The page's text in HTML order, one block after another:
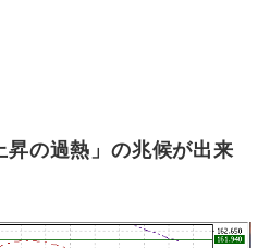
の過熱」の兆候が出来